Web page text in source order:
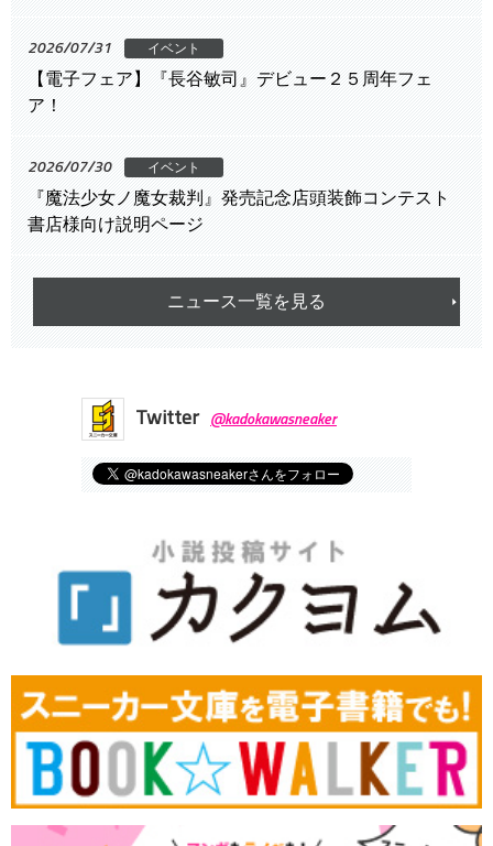
2026/07/31 イベント
【電子フェア】『長谷敏司』デビュー２５周年フェ
ア！
2026/07/30 イベント
『魔法少女ノ魔女裁判』発売記念店頭装飾コンテスト
書店様向け説明ページ
ニュース一覧を見る
Twitter @kadokawasneaker